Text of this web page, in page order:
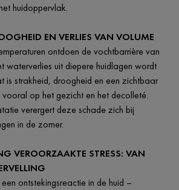
huidoppervlak.
EN VERLIES VAN VOLUME
ontdoen de vochtbarrière van
waterverlies uit diepere huidlagen wordt
is strakheid, droogheid en een zichtbaar
op het gezicht en het decolleté.
verergert deze schade zich bij
in de zomer.
VEROORZAAKTE STRESS: VAN
ontstekingsreactie in de huid –